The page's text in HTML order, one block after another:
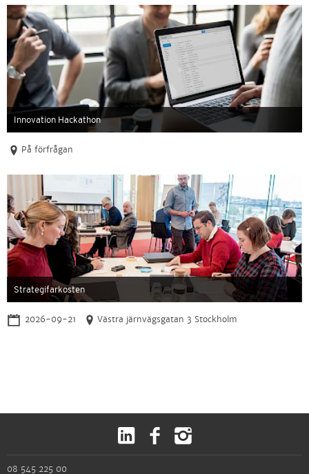
Innovation Hackathon
På förfrågan
Strategifarkosten
2026-09-21 Västra järnvägsgatan 3 Stockholm
08 545 225 00